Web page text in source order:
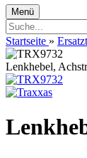
Menü
Startseite »
Lenkhebel,